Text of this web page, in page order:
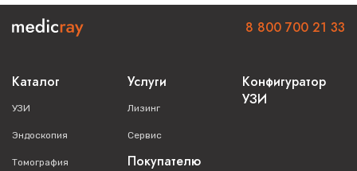
Каталог
УЗИ
Эндоскопия
Томография
Услуги
Лизинг
Сервис
Покупателю
Конфигуратор
УЗИ
8 800 700 21 33